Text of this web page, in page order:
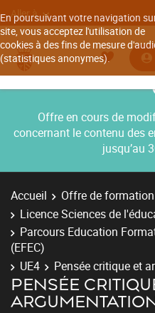
En poursuivant votre navigation
site, vous acceptez l'utilisation de
cookies à des fins de mesure
(statistiques anonymes).
Aller à
Offre en cours de
concernant le contenu des
jusqu’au
Accueil Offre de formation
Licence Sciences de
Parcours Education
(EFEC)
UE4
Pensée critique et
PENSÉE